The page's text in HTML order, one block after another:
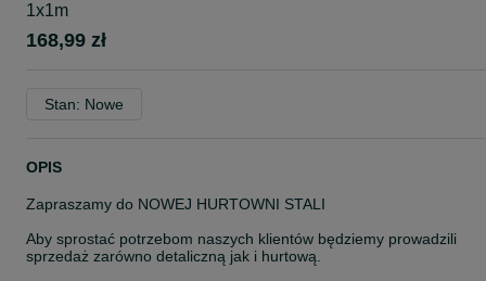
1x1m
168,99 zł
Stan: Nowe
OPIS
Zapraszamy do NOWEJ HURTOWNI STALI
Aby sprostać potrzebom naszych klientów będziemy prowadzili
sprzedaż zarówno detaliczną jak i hurtową.